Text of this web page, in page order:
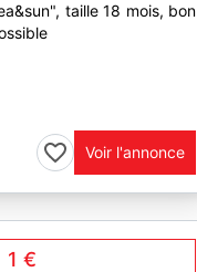
taille 18 mois, bon
Voir l'annonce
1 €